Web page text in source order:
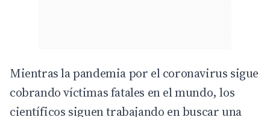
Mientras la pandemia por el coronavirus sigue
cobrando víctimas fatales en el mundo, los
científicos siguen trabajando en buscar una